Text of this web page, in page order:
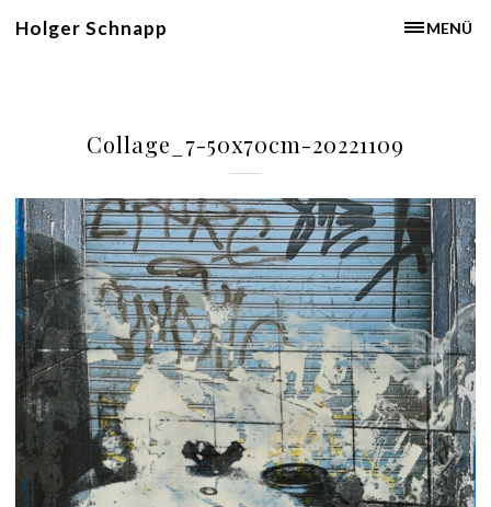
MENÜ
Holger Schnapp
Collage_7-50x70cm-20221109